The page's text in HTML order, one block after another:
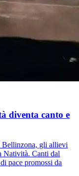
diventa canto e
Bellinzona, gli allievi
Natività. Canti dal
pace promossi da